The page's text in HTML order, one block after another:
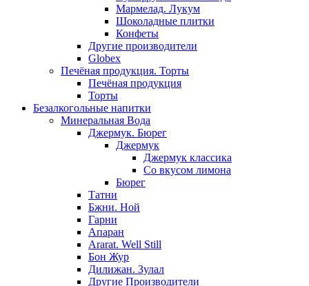
Мармелад. Лукум
Шоколадные плитки
Конфеты
Другие производители
Globex
Печёная продукция. Торты
Печёная продукция
Торты
Безалкогольные напитки
Минеральная Вода
Джермук. Бюрег
Джермук
Джермук классика
Со вкусом лимона
Бюрег
Татни
Бжни. Ной
Гарни
Апаран
Ararat. Well Still
Бон Жур
Дилижан. Зулал
Другие Производители